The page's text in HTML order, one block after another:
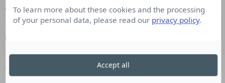
contribue moi aussi.
Et enfin, la sociabilisation. Ma meilleure copine a
dit qu’elle détestait cette marque, 25 personnes
pensent comme elle, je vais faire pareil pour être
To learn more about these cookies and the processing
of your personal data, please read our privacy policy.
Accept all